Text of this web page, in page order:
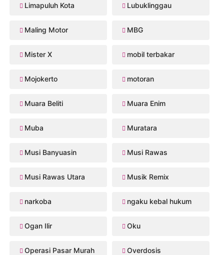
Limapuluh Kota Lubuklinggau
Maling Motor MBG
Mister X mobil terbakar
Mojokerto motoran
Muara Beliti Muara Enim
Muba Muratara
Musi Banyuasin Musi Rawas
Musi Rawas Utara Musik Remix
narkoba ngaku kebal hukum
Ogan Ilir Oku
Operasi Pasar Murah Overdosis